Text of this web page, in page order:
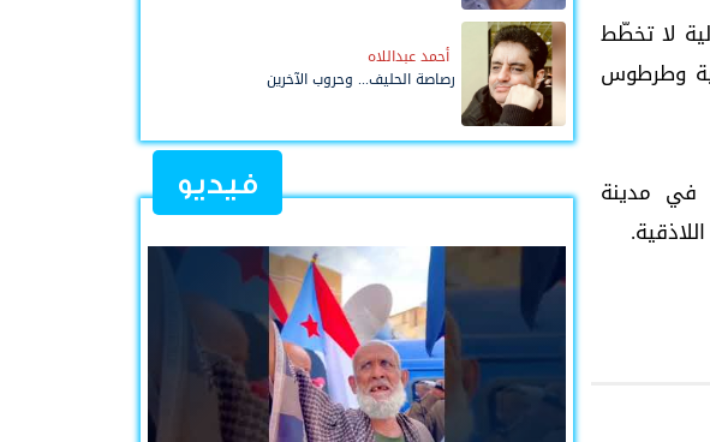
لا تخطّط
وطرطوس
في مدينة
أحمد عبداللاه
رصاصة الحليف... وحروب الآخرين
فيديو